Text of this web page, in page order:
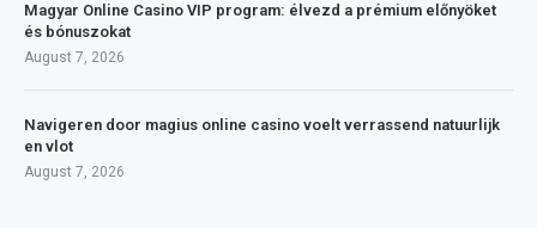
Magyar Online Casino VIP program: élvezd a prémium előnyöket
és bónuszokat
August 7, 2026
Navigeren door magius online casino voelt verrassend natuurlijk
en vlot
August 7, 2026